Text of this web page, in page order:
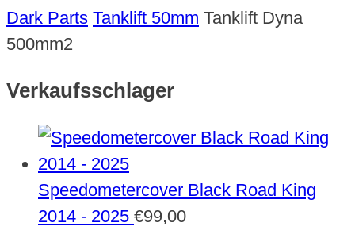
Dark Parts Tanklift 50mm Tanklift Dyna
500mm2
Verkaufsschlager
Speedometercover Black Road King
2014 - 2025 €99,00